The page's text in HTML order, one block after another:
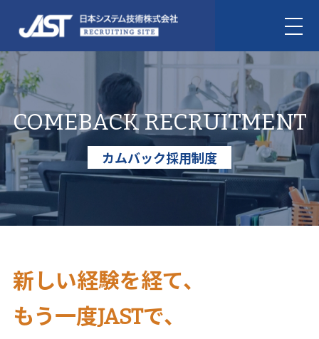
COMEBACK RECRUITMENT
カムバック採用制度
新しい経験を経て、
もう一度JASTで、